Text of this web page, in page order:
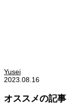
Yusei
2023.08.16
オススメの記事